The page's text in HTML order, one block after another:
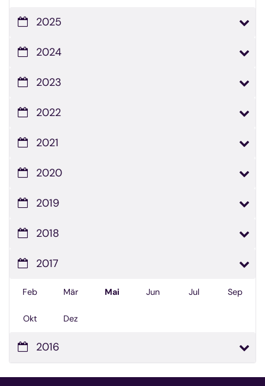
2025
2024
2023
2022
2021
2020
2019
2018
2017
Feb Mär Mai Jun Jul Sep
Okt Dez
2016